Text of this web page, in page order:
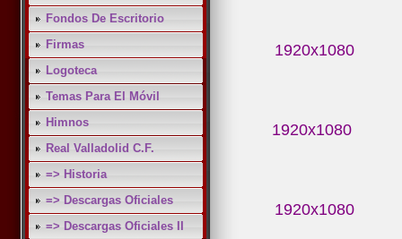
Fondos De Escritorio
Firmas
Logoteca
Temas Para El Móvil
Himnos
Real Valladolid C.F.
=> Historia
=> Descargas Oficiales
=> Descargas Oficiales II